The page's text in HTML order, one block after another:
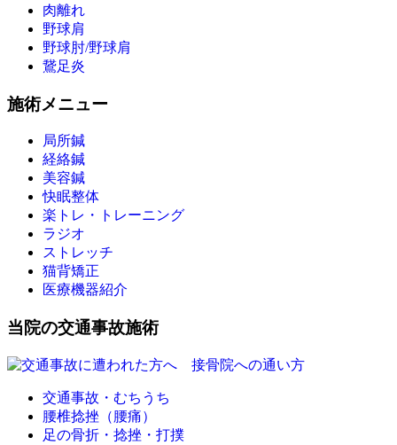
肉離れ
野球肩
野球肘/野球肩
鵞足炎
施術メニュー
局所鍼
経絡鍼
美容鍼
快眠整体
楽トレ・トレーニング
ラジオ
ストレッチ
猫背矯正
医療機器紹介
当院の交通事故施術
交通事故・むちうち
腰椎捻挫（腰痛）
足の骨折・捻挫・打撲